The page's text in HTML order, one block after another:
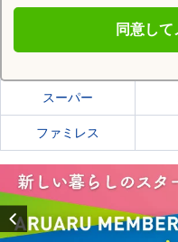
同意し
盛岡市の施設一覧
スーパー
ファミレス
Previous